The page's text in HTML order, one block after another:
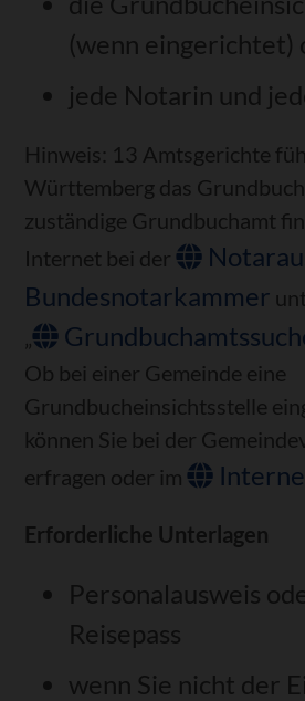
(wenn eingerichtet)
jede Notarin und
Hinweis: 13 Amtsgerichte
Württemberg das
zuständige Grundbuchamt
Internet bei der
Bundesnotarkammer
„
Ob bei einer Gemeinde eine
Grundbucheinsichtsstelle
können Sie bei der
erfragen oder im
Erforderliche Unterlagen
Personalausweis
Reisepass
wenn Sie nicht der